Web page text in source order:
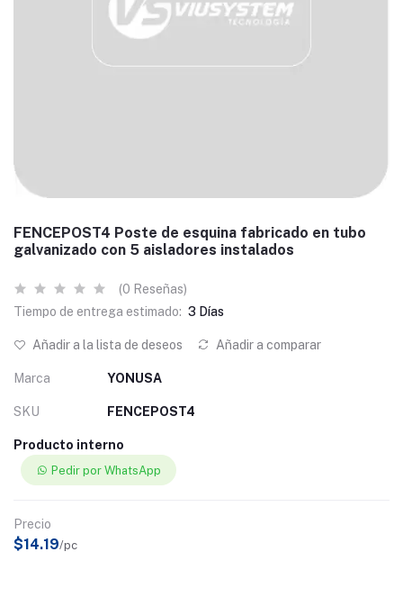
FENCEPOST4 Poste de esquina fabricado en tubo
galvanizado con 5 aisladores instalados
(0 Reseñas)
Tiempo de entrega estimado: 3 Días
Añadir a la lista de deseos Añadir a comparar
Marca YONUSA
SKU FENCEPOST4
Producto interno
Pedir por WhatsApp
Precio
$14.19/pc